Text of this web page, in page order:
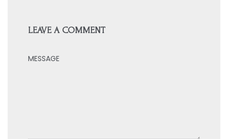
LEAVE A COMMENT